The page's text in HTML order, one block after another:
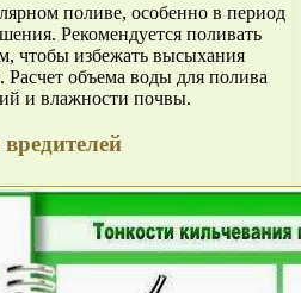
поливе, особенно в период
Рекомендуется поливать
чтобы избежать высыхания
объема воды для полива
и влажности почвы.